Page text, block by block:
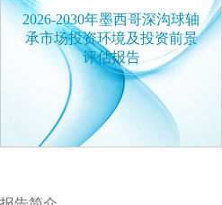
2026-2030年墨西哥深沟球轴
承市场投资环境及投资前景
评估报告